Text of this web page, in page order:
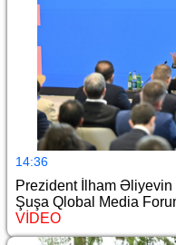
14:36
Prezident İlham Əliyevin
Şuşa Qlobal Media
VİDEO